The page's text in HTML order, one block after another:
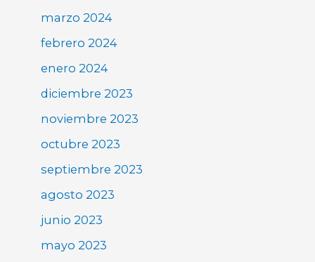
marzo 2024
febrero 2024
enero 2024
diciembre 2023
noviembre 2023
octubre 2023
septiembre 2023
agosto 2023
junio 2023
mayo 2023